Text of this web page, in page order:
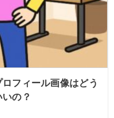
フィール画像はどう
の？